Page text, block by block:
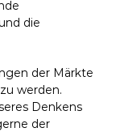
die
der Märkte
werden.
Denkens
der